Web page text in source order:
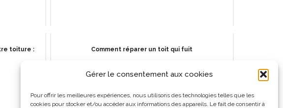
Gérer le consentement aux cookies
Pour offrir les meilleures expériences, nous utilisons des technologies telles que les
cookies pour stocker et/ou accéder aux informations des appareils. Le fait de consentir à
toiture :
Comment réparer un toit qui fuit